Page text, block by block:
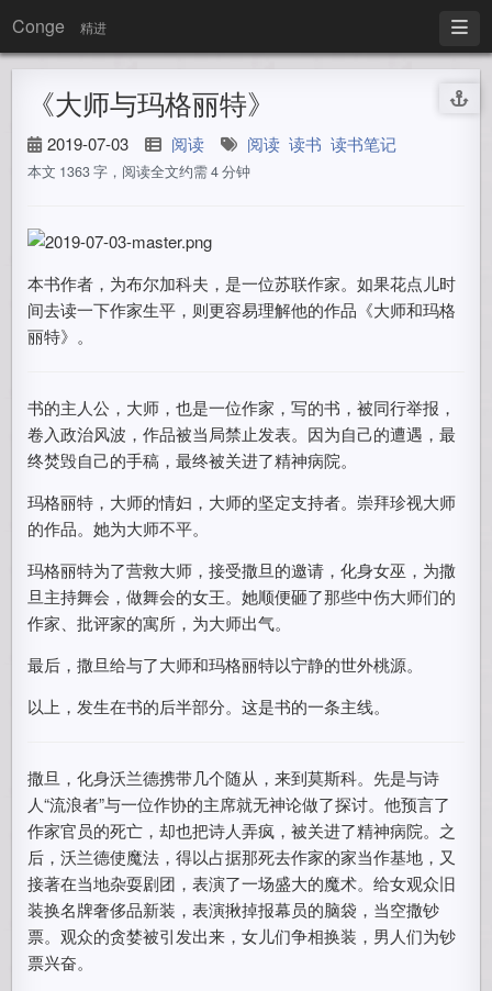
Conge 精进
《大师与玛格丽特》
2019-07-03 阅读 阅读 读书 读书笔记
本文 1363 字，阅读全文约需 4 分钟
本书作者，为布尔加科夫，是一位苏联作家。如果花点儿时
间去读一下作家生平，则更容易理解他的作品《大师和玛格
丽特》。
书的主人公，大师，也是一位作家，写的书，被同行举报，
卷入政治风波，作品被当局禁止发表。因为自己的遭遇，最
终焚毁自己的手稿，最终被关进了精神病院。
玛格丽特，大师的情妇，大师的坚定支持者。崇拜珍视大师
的作品。她为大师不平。
玛格丽特为了营救大师，接受撒旦的邀请，化身女巫，为撒
旦主持舞会，做舞会的女王。她顺便砸了那些中伤大师们的
作家、批评家的寓所，为大师出气。
最后，撒旦给与了大师和玛格丽特以宁静的世外桃源。
以上，发生在书的后半部分。这是书的一条主线。
撒旦，化身沃兰德携带几个随从，来到莫斯科。先是与诗
人“流浪者”与一位作协的主席就无神论做了探讨。他预言了
作家官员的死亡，却也把诗人弄疯，被关进了精神病院。之
后，沃兰德使魔法，得以占据那死去作家的家当作基地，又
接著在当地杂耍剧团，表演了一场盛大的魔术。给女观众旧
装换名牌奢侈品新装，表演揪掉报幕员的脑袋，当空撒钞
票。观众的贪婪被引发出来，女儿们争相换装，男人们为钞
票兴奋。